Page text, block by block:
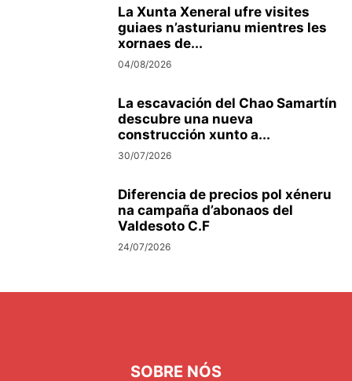
La Xunta Xeneral ufre visites
guiaes n’asturianu mientres les
xornaes de...
04/08/2026
La escavación del Chao Samartín
descubre una nueva
construcción xunto a...
30/07/2026
Diferencia de precios pol xéneru
na campaña d’abonaos del
Valdesoto C.F
24/07/2026
SOBRE NÓS